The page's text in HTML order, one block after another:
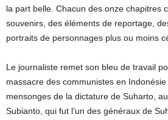
la part belle. Chacun des onze chapitres
souvenirs, des éléments de reportage,
portraits de personnages plus ou moins
Le journaliste remet son bleu de travail
massacre des communistes en
mensonges de la dictature de Suharto,
Subianto, qui fut l’un des généraux de